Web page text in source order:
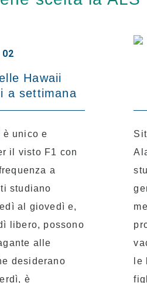
Hawaii
a settimana
è unico e
il visto F1 con
a
studiano
al giovedì e,
libero, possono
alle
desiderano
è
le